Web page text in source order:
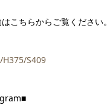
こちらからご覧ください。
S409